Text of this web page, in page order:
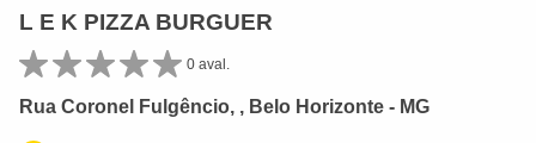
L E K PIZZA BURGUER
0 aval.
Rua Coronel Fulgêncio, , Belo Horizonte - MG